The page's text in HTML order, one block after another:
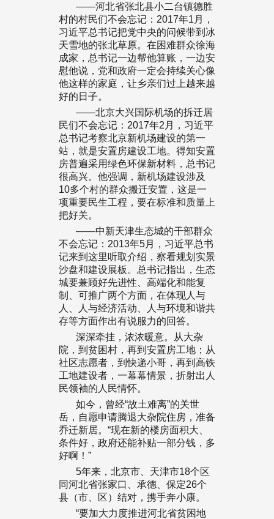
——河北省张北县小二台镇德胜
村的村民们不会忘记：2017年1月，
习近平总书记把党中央的问候带到冰
天雪地的张北草原。在困难群众徐海
成家，总书记一边帮他算账，一边安
慰他说，党和政府一定会持续关心像
他这样的家庭，让乡亲们过上越来越
好的日子。
——北京大兴国际机场的拆迁居
民们不会忘记：2017年2月，习近平
总书记考察北京新机场建设的第一
站，就是安置房建设工地。得知安置
房普遍采用绿色环保新材料，总书记
很高兴。他强调，新机场建设涉及
10多个村的群众搬迁安置，这是一
项重要民生工程，要在标准和质量上
把好关。
——中新天津生态城的干部群众
不会忘记：2013年5月，习近平总书
记来到这里听取介绍，察看规划实景
沙盘和建设展板。总书记指出，生态
城要兼顾好先进性、高端化和能复
制、可推广两个方面，在体现人与
人、人与经济活动、人与环境和谐共
存等方面作出有说服力的回答。
深深牵挂，浓浓暖意。从大杂
院，到贫困村，再到安置房工地；从
社区志愿者，到快递小哥，再到高铁
工地建设者，一幕幕情景，折射出人
民领袖的人民情怀。
如今，曾经“故土难离”的关世
岳，自愿申请腾退大杂院住房，准备
乔迁新居。“现在新的楼房面积大、
条件好，政府还能补贴一部分钱，多
好啊！”
5年来，北京市、天津市18个区
同河北省张家口、承德、保定26个
县（市、区）结对，携手奔小康。
“要加大力度推进河北省贫困地